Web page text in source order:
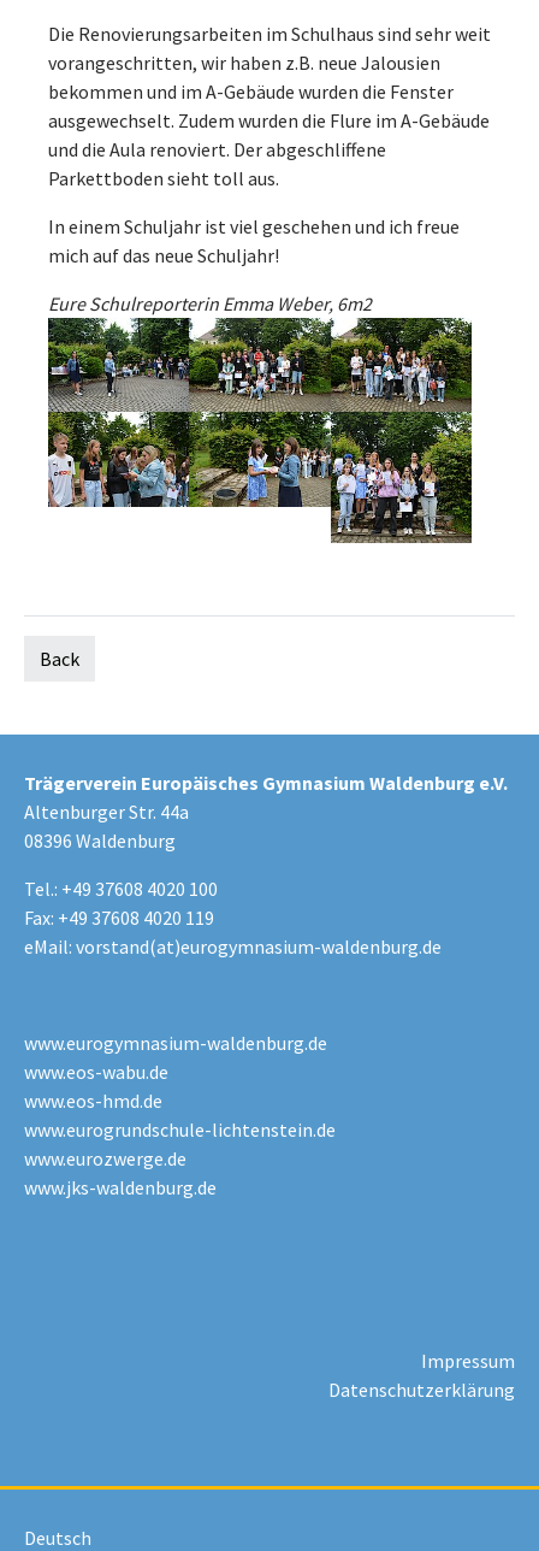
Die Renovierungsarbeiten im Schulhaus sind sehr weit
vorangeschritten, wir haben z.B. neue Jalousien
bekommen und im A-Gebäude wurden die Fenster
ausgewechselt. Zudem wurden die Flure im A-Gebäude
und die Aula renoviert. Der abgeschliffene
Parkettboden sieht toll aus.
In einem Schuljahr ist viel geschehen und ich freue
mich auf das neue Schuljahr!
Eure Schulreporterin Emma Weber, 6m2
Back
Trägerverein Europäisches Gymnasium Waldenburg e.V.
Altenburger Str. 44a
08396 Waldenburg
Tel.: +49 37608 4020 100
Fax: +49 37608 4020 119
eMail: vorstand(at)eurogymnasium-waldenburg.de
www.eurogymnasium-waldenburg.de
www.eos-wabu.de
www.eos-hmd.de
www.eurogrundschule-lichtenstein.de
www.eurozwerge.de
www.jks-waldenburg.de
Impressum
Datenschutzerklärung
Deutsch